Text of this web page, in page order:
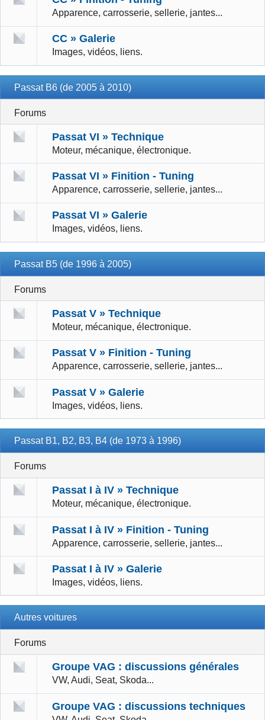
Apparence, carrosserie, sellerie, jantes...
CC » Galerie
Images, vidéos, liens.
Passat B6 (de 2005 à 2010)
Forums
Passat VI » Technique
Moteur, mécanique, électronique.
Passat VI » Finition - Tuning
Apparence, carrosserie, sellerie, jantes...
Passat VI » Galerie
Images, vidéos, liens.
Passat B5 (de 1996 à 2005)
Forums
Passat V » Technique
Moteur, mécanique, électronique.
Passat V » Finition - Tuning
Apparence, carrosserie, sellerie, jantes...
Passat V » Galerie
Images, vidéos, liens.
Passat B1, B2, B3, B4 (de 1973 à 1996)
Forums
Passat I à IV » Technique
Moteur, mécanique, électronique.
Passat I à IV » Finition - Tuning
Apparence, carrosserie, sellerie, jantes...
Passat I à IV » Galerie
Images, vidéos, liens.
Autres voitures
Forums
Groupe VAG : discussions générales
VW, Audi, Seat, Skoda...
Groupe VAG : discussions techniques